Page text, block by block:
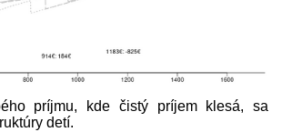
príjmu, kde čistý príjem klesá, sa
detí.